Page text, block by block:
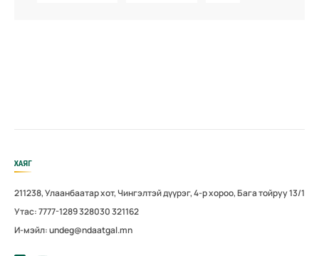
ХАЯГ
211238, Улаанбаатар хот, Чингэлтэй дүүрэг, 4-р хороо, Бага тойруу 13/1
Утас: 7777-1289 328030 321162
И-мэйл: undeg@ndaatgal.mn